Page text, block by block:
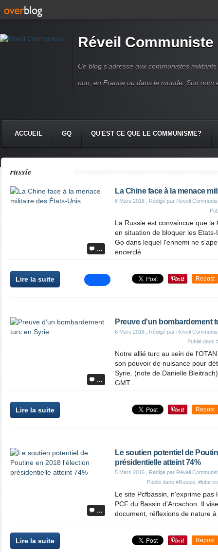
Réveil Communiste
Ce blog s'adresse aux communistes
non, en France ou dans le monde. Son nom
ACCUEIL GQ QU'EST CE QUE LE COMMUNISME?
russie
…
La Chine face à la menace
6 Mars 2016 , Rédigé par Réveil
La Russie est convaincue que
en situation de bloquer les
Go dans lequel l'ennemi ne
encerclé
Lire la suite Repost
…
Preuve d'un bombardement
6 Mars 2016 , Rédigé par Réveil
Publié dans
Notre allié turc au sein de
son pouvoir de nuisance pour
Syrie. (note de Danielle
GMT...
Lire la suite Repost
…
Le soutien potentiel de
présidentielle atteint 74%
5 Mars 2016 , Rédigé par Réveil
Publié dans #Russie #lutte
Le site Pcfbassin, n'exprime pas
PCF du Bassin d'Arcachon. Il
document, réflexions de nature
Lire la suite Repost